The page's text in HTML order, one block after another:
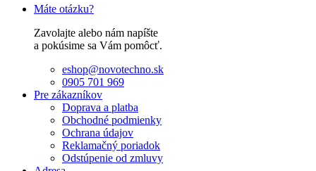
Máte otázku?
Zavolajte alebo nám napíšte
a pokúsime sa Vám pomôcť.
eshop@novotechno.sk
0905 701 969
Pre zákazníkov
Doprava a platba
Obchodné podmienky
Ochrana údajov
Reklamačný poriadok
Odstúpenie od zmluvy